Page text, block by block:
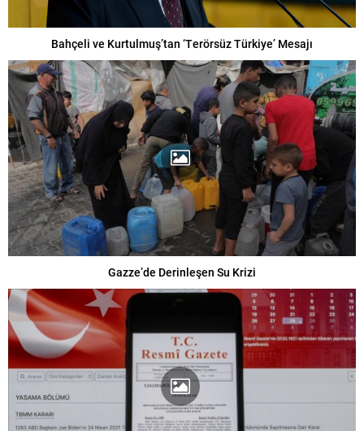
Bahçeli ve Kurtulmuş’tan ‘Terörsüz Türkiye’ Mesajı
Gazze’de Derinleşen Su Krizi